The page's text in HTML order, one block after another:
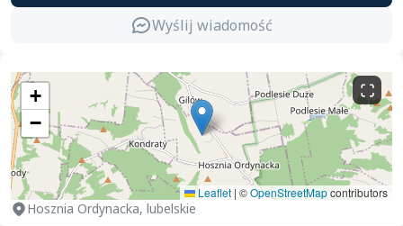
Wyślij wiadomość
+
−
Leaflet | ©OpenStreetMapcontributors
Hosznia Ordynacka, lubelskie